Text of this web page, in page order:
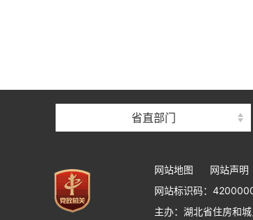
省直部门
网站地图 网站声明
网站标识码：
主办：湖北省住房和